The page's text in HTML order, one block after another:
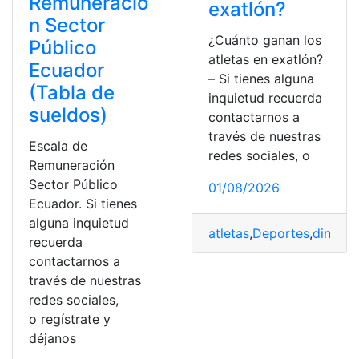
n Sector
Público
Ecuador
(Tabla de
sueldos)
Escala de
Remuneración
Sector Público
Ecuador. Si tienes
alguna inquietud
recuerda
contactarnos a
través de nuestras
redes sociales,
o regístrate y
déjanos
exatlón?
¿Cuánto ganan los
atletas en exatlón?
– Si tienes alguna
inquietud recuerda
contactarnos a
través de nuestras
redes sociales, o
01/08/2026
atletas,Deportes,dinero